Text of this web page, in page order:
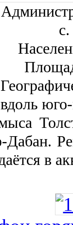
Дабан.
в